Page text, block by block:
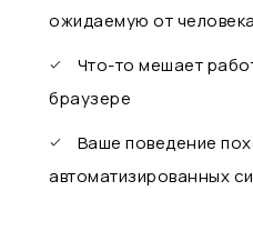
ожидаемую от человека
Что-то мешает
браузере
Ваше поведение
автоматизированных